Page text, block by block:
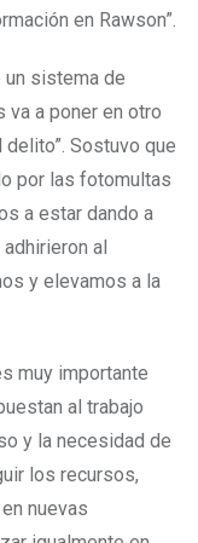
en Rawson”.
un sistema de
va a poner en otro
delito”. Sostuvo que
por las fotomultas
a estar dando a
al
y elevamos a la
muy importante
al trabajo
y la necesidad de
los recursos,
nuevas